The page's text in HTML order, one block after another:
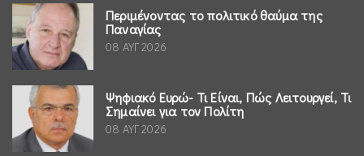
Περιμένοντας το πολιτικό θαύμα της
Παναγίας
08 ΑΥΓ 2026
Ψηφιακό Ευρώ- Τι Είναι, Πώς Λειτουργεί, Τι
Σημαίνει για τον Πολίτη
08 ΑΥΓ 2026